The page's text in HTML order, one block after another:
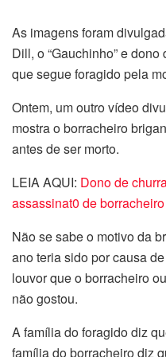
As imagens foram
Dill, o “Gauchinho” e
que segue foragido pela
Ontem, um outro vídeo
mostra o borracheiro
antes de ser morto.
LEIA AQUI: Dono de
assassinat0 de
Não se sabe o motivo da
ano teria sido por causa
louvor que o borracheiro
não gostou.
A família do foragido diz
família do borracheiro diz